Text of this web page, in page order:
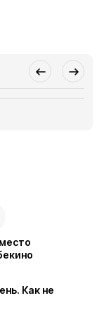
Как не